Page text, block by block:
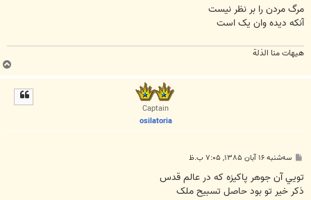
ت
مرگ مردن را بر نظر نيست
آنکه ديده وان يک است
هیهات منا الذلة
ب
ا
Captain
osilatoria
پ
ت
سه‌شنبه ۱۶ آبان ۱۳۸۵, ۷:۰۵ ب.ظ
تويي آن جوهر پاکيزه که در عالم قدس
ذکر خير تو بود حاصل تسبيح ملک